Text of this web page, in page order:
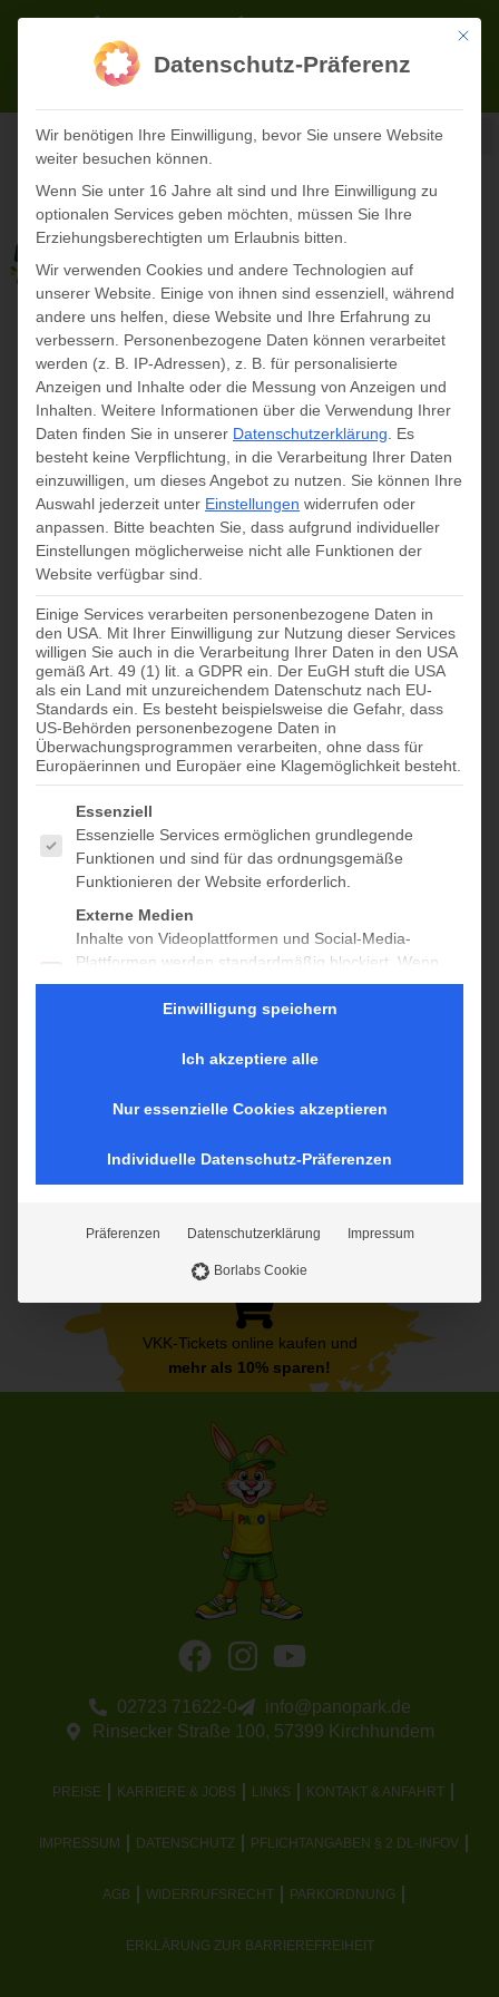
02723 71622-0 info@panopark.de
« Alle Veranstaltungen
Diese Veranstaltung hat bereits stattgefunden.
geöffnet
Juni 27 @ 10:00-17:00
Zum Kalender hinzufügen
DETAILS
Datum:
Juni 27
Zeit:
10:00 - 17:00
Veranstaltungskategorie:
geöffnet 10–17
VKK-Tickets online kaufen und
mehr als 10% sparen!
02723 71622-0
info@panopark.de
Rinsecker Straße 100, 57399 Kirchhundem
PREISE KARRIERE & JOBS LINKS KONTAKT & ANFAHRT
IMPRESSUM DATENSCHUTZ PFLICHTANGABEN § 2 DL-INFOV
AGB WIDERRUFSRECHT PARKORDNUNG
ERKLÄRUNG ZUR BARRIEREFREIHEIT
Mit
Datenschutz-Präferenz
Wir benötigen Ihre Einwilligung, bevor Sie unsere Website
weiter besuchen können.
Wenn Sie unter 16 Jahre alt sind und Ihre Einwilligung zu
optionalen Services geben möchten, müssen Sie Ihre
Erziehungsberechtigten um Erlaubnis bitten.
Wir verwenden Cookies und andere Technologien auf
unserer Website. Einige von ihnen sind essenziell, während
andere uns helfen, diese Website und Ihre Erfahrung zu
verbessern.
Personenbezogene Daten können verarbeitet
werden (z. B. IP-Adressen), z. B. für personalisierte
Anzeigen und Inhalte oder die Messung von Anzeigen und
Inhalten. Weitere Informationen über die Verwendung Ihrer
Daten finden Sie in unserer Datenschutzerklärung
Es
besteht keine Verpflichtung, in die Verarbeitung Ihrer Daten
einzuwilligen, um dieses Angebot zu nutzen.
Sie können Ihre
Auswahl jederzeit unter Einstellungen widerrufen oder
anpassen.
Bitte beachten Sie, dass aufgrund individueller
Einstellungen möglicherweise nicht alle Funktionen der
Website verfügbar sind.
Einige Services verarbeiten personenbezogene Daten in
den USA. Mit Ihrer Einwilligung zur Nutzung dieser Services
willigen Sie auch in die Verarbeitung Ihrer Daten in den USA
gemäß Art. 49 (1) lit. a GDPR ein. Der EuGH stuft die USA
als ein Land mit unzureichendem Datenschutz nach EU-
Standards ein. Es besteht beispielsweise die Gefahr, dass
US-Behörden personenbezogene Daten in
Überwachungsprogrammen verarbeiten, ohne dass für
Europäerinnen und Europäer eine Klagemöglichkeit besteht.
Es folgt eine Liste der Service-Gruppen, für die eine
Essenziell
Essenzielle Services ermöglichen grundlegende
Funktionen und sind für das ordnungsgemäße
Funktionieren der Website erforderlich.
Externe Medien
Inhalte von Videoplattformen und Social-Media-
Plattformen werden standardmäßig blockiert. Wenn
externe Services akzeptiert werden, ist für den Zugriff
auf diese Inhalte keine manuelle Einwilligung mehr
Einwilligung speichern
Ich akzeptiere alle
Nur essenzielle Cookies akzeptieren
Individuelle Datenschutz-Präferenzen
Präferenzen Datenschutzerklärung Impressum
Borlabs Cookie